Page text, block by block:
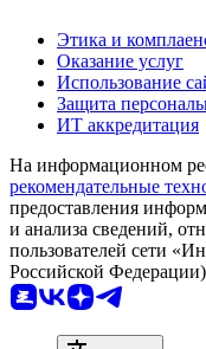
Этика и
Оказание услуг
Использование
Защита
ИТ аккредитация
На информационном
рекомендательные
предоставления
и анализа сведений,
пользователей сети
Российской Федерации)